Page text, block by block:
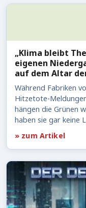
„Klima bleibt
eigenen
auf dem Altar
Während Fabriken
Hitzetote-
hängen die Grünen
haben sie gar keine
» zum Artikel